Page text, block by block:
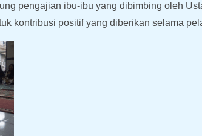
pengajian ibu-ibu yang dibimbing oleh
kontribusi positif yang diberikan selama